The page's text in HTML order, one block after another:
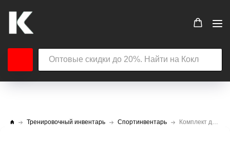
Тренировочный инвентарь Спортинвентарь